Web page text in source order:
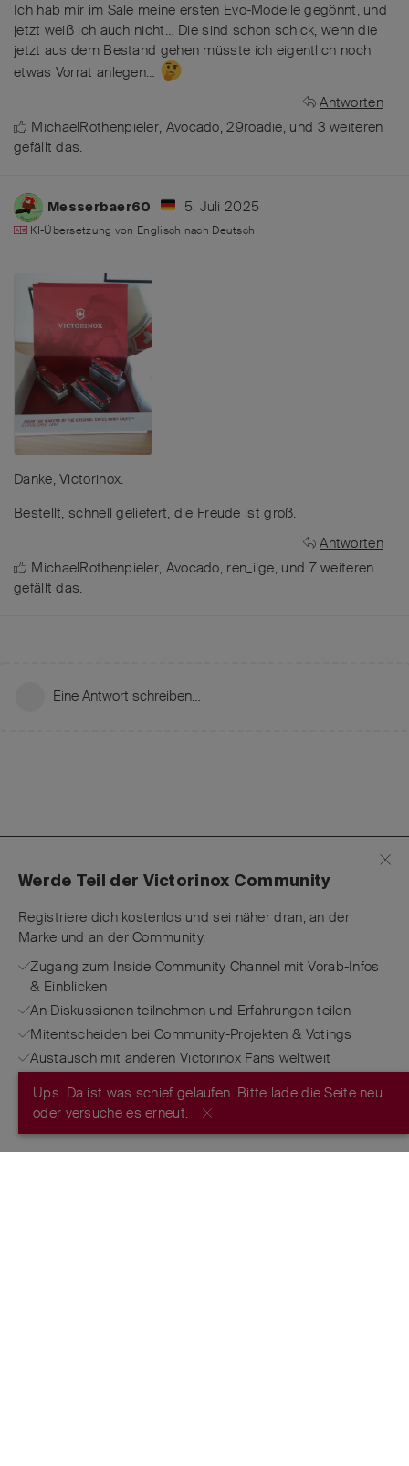
Ich hab mir im Sale meine ersten Evo-Modelle gegönnt, und
jetzt weiß ich auch nicht… Die sind schon schick, wenn die
jetzt aus dem Bestand gehen müsste ich eigentlich noch
etwas Vorrat anlegen…
Antworten
MichaelRothenpieler, Avocado,29roadie, und 3 weiteren
gefällt das.
Messerbaer60 5. Juli 2025
KI-Übersetzung von Englisch nach Deutsch
Danke, Victorinox.
Bestellt, schnell geliefert, die Freude ist groß.
Antworten
MichaelRothenpieler, Avocado, ren_ilge, und 7weiteren
gefällt das.
Eine Antwort schreiben…
Ups. Da ist was schief gelaufen. Bitte lade die Seite neu
oder versuche es erneut.
Werde Teil der Victorinox Community
Registriere dich kostenlos und sei näher dran, an der
Marke und an der Community.
Zugang zum Inside Community Channel mit Vorab-Infos
& Einblicken
An Diskussionen teilnehmen und Erfahrungen teilen
Mitentscheiden bei Community-Projekten & Votings
Austausch mit anderen Victorinox Fans weltweit
JETZT REGISTRIEREN